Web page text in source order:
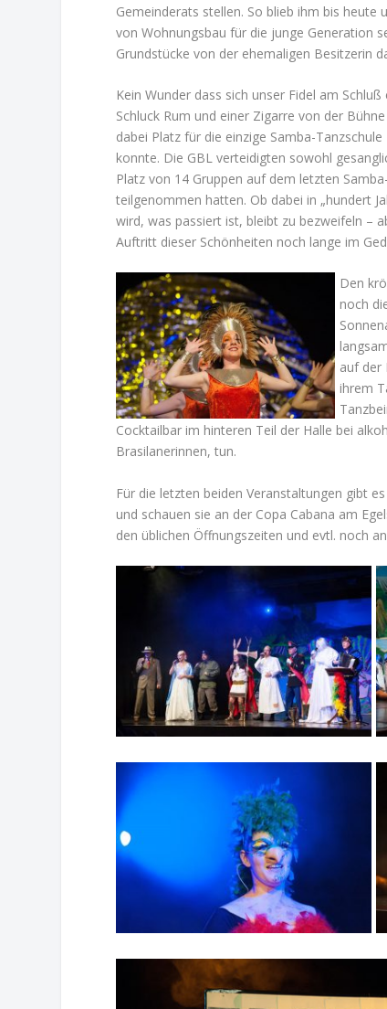
Gemeinderats stellen. So blieb ihm bis
von Wohnungsbau für die junge Generation
Grundstücke von der ehemaligen Besitzerin
Kein Wunder dass sich unser Fidel am
Schluck Rum und einer Zigarre von der
dabei Platz für die einzige Samba-
konnte. Die GBL verteidigten sowohl
Platz von 14 Gruppen auf dem letzten
teilgenommen hatten. Ob dabei in „hundert
wird, was passiert ist, bleibt zu bezweifeln –
Auftritt dieser Schönheiten noch lange im
Den
noch
auf der
ihrem
Cocktailbar im hinteren Teil der Halle bei
Brasilanerinnen, tun.
Für die letzten beiden Veranstaltungen gibt
und schauen sie an der Copa Cabana am
den üblichen Öffnungszeiten und evtl. noch